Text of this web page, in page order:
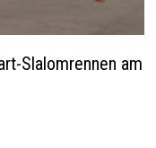
Slalomrennen am